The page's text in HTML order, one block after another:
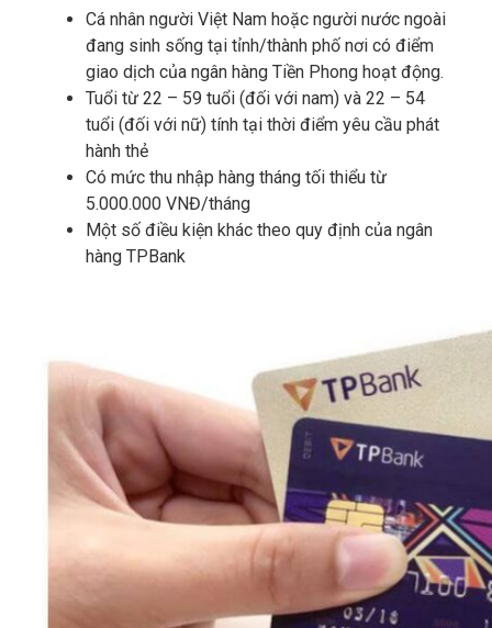
Cá nhân người Việt Nam hoặc người nước ngoài
đang sinh sống tại tỉnh/thành phố nơi có điểm
giao dịch của ngân hàng Tiền Phong hoạt động.
Tuổi từ 22 – 59 tuổi (đối với nam) và 22 – 54
tuổi (đối với nữ) tính tại thời điểm yêu cầu phát
hành thẻ
Có mức thu nhập hàng tháng tối thiểu từ
5.000.000 VNĐ/tháng
Một số điều kiện khác theo quy định của ngân
hàng TPBank